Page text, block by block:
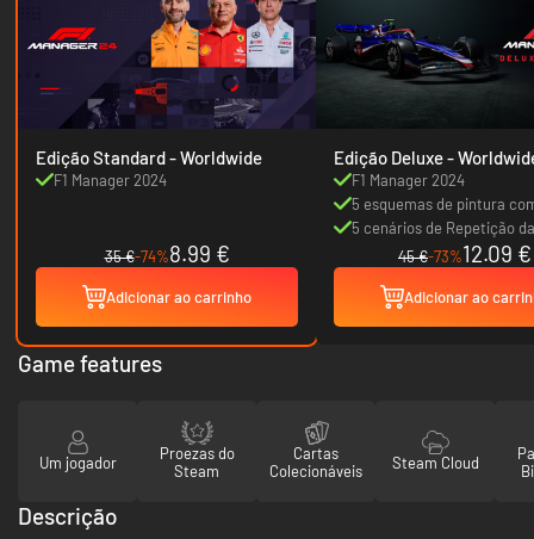
Edição Standard - Worldwide
F1 Manager 2024
35 €-74%8.99 €
Adicionar ao carrinho
Edição Deluxe -
F1 Manager 2024
5 esquemas de pintura
inspiração clássica que
no modo Cria uma Equipa
5 cenários de Repetição
personalizados
45 €-73%12.09 €
Adicionar ao
Game features
Um jogador
Proezas do
Steam
Cartas
Colecionáveis
Steam Cloud
Descrição